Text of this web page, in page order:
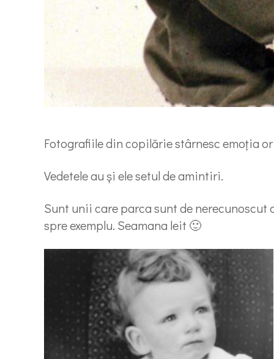
Fotografiile din copilărie stârnesc emoţia
Vedetele au şi ele setul de amintiri.
Sunt unii care parca sunt de
spre exemplu. Seamana leit 🙂